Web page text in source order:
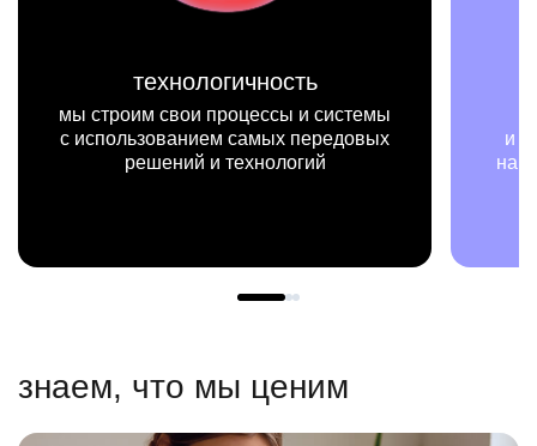
технологичность
свои процессы и системы
самых передовых
решений и технологий
и примерах
нашей
знаем, что мы ценим